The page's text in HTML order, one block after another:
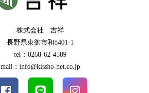
株式会社 吉祥
長野県東御市和8401-1
tel：0268-62-4589
mail：info@kissho-net.co.jp